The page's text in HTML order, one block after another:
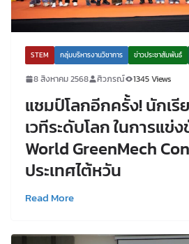
STEM กลุ่มบริหารงานวิชาการ ข่าวประชาสัมพันธ์
8 สิงหาคม 2568 ศิวภรณ์ 1345 Views
แชมป์โลกอีกครั้ง! นักเ
เวทีระดับโลก ในการแข่
World GreenMech
ประเทศไต้หวัน
Read More